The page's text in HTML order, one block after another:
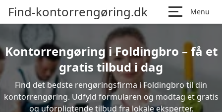
Find-kontorrengøring.dk Menu
Kontorrengøring i Foldingbro – få et
gratis tilbud i dag
Find det bedste rengøringsfirma i Foldingbro til din
kontorrengøring. Udfyld formularen og modtag et gratis
og uforpligtende tilbud fra lokale eksperter.